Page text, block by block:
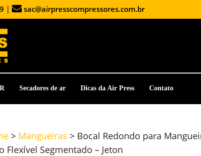
| sac@airpresscompressores.com.br
Secadores de ar Dicas da Air Press Contato
> Mangueiras > Bocal Redondo para
Flexível Segmentado – Jeton